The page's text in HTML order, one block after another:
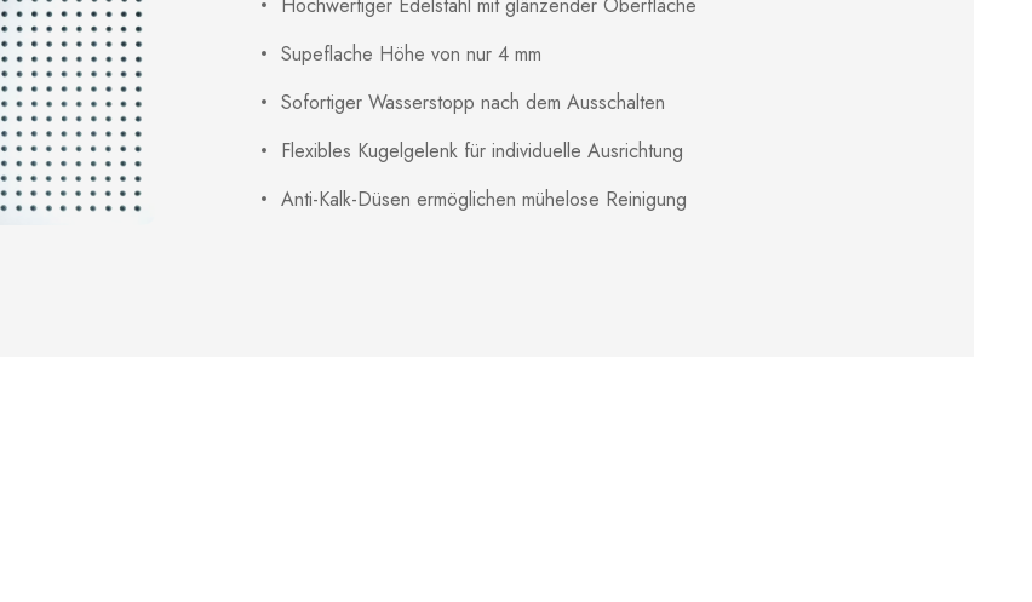
Supeflache Höhe von nur 4 mm
Sofortiger Wasserstopp nach dem Ausschalten
Flexibles Kugelgelenk für individuelle Ausrichtung
Anti-Kalk-Düsen ermöglichen mühelose Reinigung